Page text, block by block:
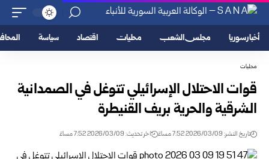
أخبار سوريا مجلس الشعب محليات اقتصاد سياسة
محليات
قوات الاحتلال الإسرائيلي تتوغل في الصمدانية
الشرقية والحرية بريف القنيطرة
تاريخ النشر: 2026/03/09 7:52 مساءً اخر تحديث: 2026/03/09 7:52 مساءً